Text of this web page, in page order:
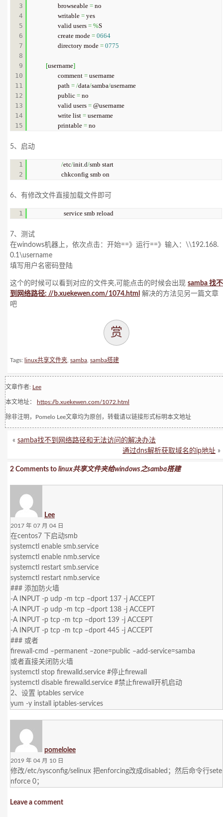
3
4
5
6
7
8
9
10
11
12
13
14
        browseable
= no
        writable
= yes
        valid users
= %S
        create mode
= 0664
        directory mode
= 0775
[username]
        comment
= username
        path
= /data/samba/username
        public
= no
        valid users
= @username
        write list
= username
        printable
= no
5、启动
1
/etc/init.d/smb start
chkconfig smb on
6、有修改文件直接加载文件即可
service smb reload
7、测试
在windows机器上，依次点击：开始==》运行==》输入：\\192.168.
0.1\username
填写用户名密码登陆
这个的时候可以看到对应的文件夹,可能点击的时候会出现 samba 找不
到网络路径: //b.xuekewen.com/1074.html 解决的方法见另一篇文章
吧
赏
Tags: linux共享文件夹 samba samba搭建
文章作者: Lee
本文地址： https://b.xuekewen.com/1072.html
除非注明，Pomelo Lee文章均为原创，转载请以链接形式标明本文地址
« samba找不到网络路径和无法访问的解决办法
通过dns解析获取域名的ip地址 »
2 Comments to linux共享文件夹给windows之samba搭建
Lee
2017 年 07 月 04 日
在centos7 下启动smb
systemctl enable smb.service
systemctl enable nmb.service
systemctl restart smb.service
systemctl restart nmb.service
### 添加防火墙
-A INPUT -p udp -m tcp –dport 137 -j ACCEPT
-A INPUT -p udp -m tcp –dport 138 -j ACCEPT
-A INPUT -p tcp -m tcp –dport 139 -j ACCEPT
-A INPUT -p tcp -m tcp –dport 445 -j ACCEPT
### 或者
firewall-cmd –permanent –zone=public –add-service=samba
或者直接关闭防火墙
systemctl stop firewalld.service #停止firewall
systemctl disable firewalld.service #禁止firewall开机启动
2、设置 iptables service
yum -y install iptables-services
pomelolee
2019 年 04 月 10 日
修改/etc/sysconfig/selinux 把enforcing改成disabled；然后命令行sete
nforce 0；
Leave a comment